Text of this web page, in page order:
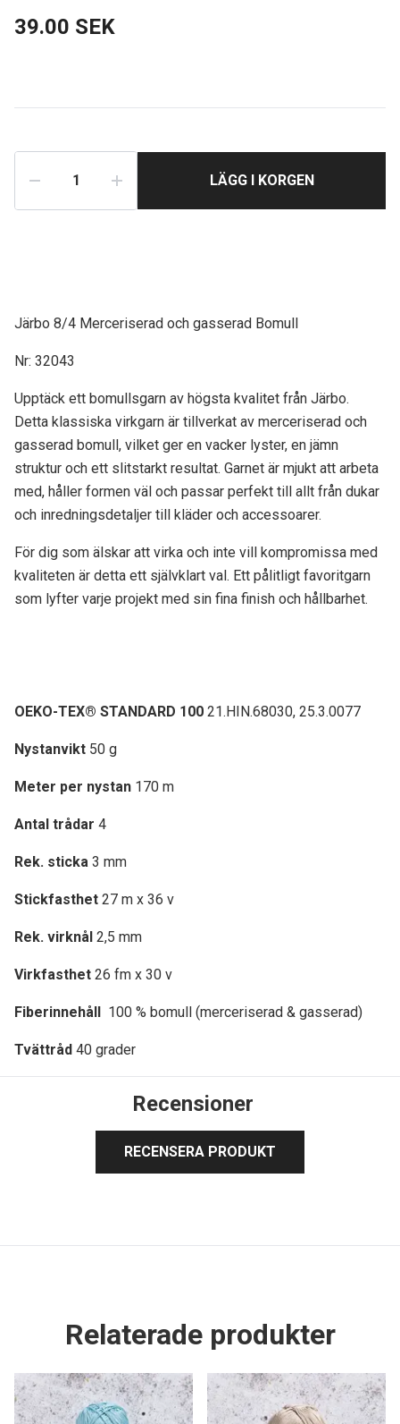
39.00 SEK
LÄGG I KORGEN
Järbo 8/4 Merceriserad och gasserad Bomull
Nr: 32043
Upptäck ett bomullsgarn av högsta kvalitet från Järbo.
Detta klassiska virkgarn är tillverkat av merceriserad och
gasserad bomull, vilket ger en vacker lyster, en jämn
struktur och ett slitstarkt resultat. Garnet är mjukt att arbeta
med, håller formen väl och passar perfekt till allt från dukar
och inredningsdetaljer till kläder och accessoarer.
För dig som älskar att virka och inte vill kompromissa med
kvaliteten är detta ett självklart val. Ett pålitligt favoritgarn
som lyfter varje projekt med sin fina finish och hållbarhet.
OEKO-TEX® STANDARD 100 21.HIN.68030, 25.3.0077
Nystanvikt 50 g
Meter per nystan 170 m
Antal trådar 4
Rek. sticka 3 mm
Stickfasthet 27 m x 36 v
Rek. virknål 2,5 mm
Virkfasthet 26 fm x 30 v
Fiberinnehåll 100 % bomull (merceriserad & gasserad)
Tvättråd 40 grader
Recensioner
RECENSERA PRODUKT
Relaterade produkter